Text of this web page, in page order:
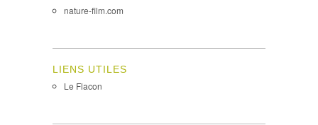
nature-film.com
LIENS UTILES
Le Flacon